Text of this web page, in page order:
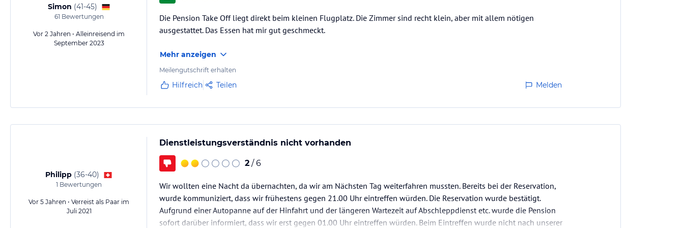
Simon (41-45)
61 Bewertungen
Vor 2 Jahren • Alleinreisend im
September 2023
Die Pension Take Off liegt direkt beim kleinen Flugplatz. Die Zimmer sind recht klein, aber mit allem nötigen
ausgestattet. Das Essen hat mir gut geschmeckt.
Mehr anzeigen
Meilengutschrift erhalten
Hilfreich Teilen Melden
Philipp (36-40)
1 Bewertungen
Vor 5 Jahren • Verreist als Paar im
Juli 2021
Dienstleistungsverständnis nicht vorhanden
2 / 6
Wir wollten eine Nacht da übernachten, da wir am Nächsten Tag weiterfahren mussten. Bereits bei der Reservation,
wurde kommuniziert, dass wir frühestens gegen 21.00 Uhr eintreffen würden. Die Reservation wurde bestätigt.
Aufgrund einer Autopanne auf der Hinfahrt und der längeren Wartezeit auf Abschleppdienst etc. wurde die Pension
sofort darüber informiert, dass wir erst gegen 01.00 Uhr eintreffen würden. Beim Eintreffen wurde nicht nach unserer